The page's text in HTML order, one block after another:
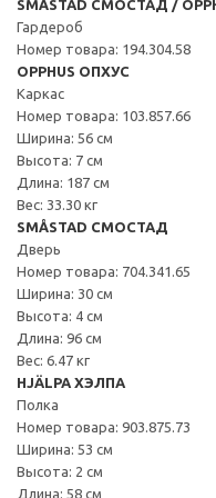
SMÅSTAD СМОСТАД /
Гардероб
Номер товара: 194.304.58
OPPHUS ОПХУС
Каркас
Номер товара: 103.857.66
Ширина: 56 см
Высота: 7 см
Длина: 187 см
Вес: 33.30 кг
SMÅSTAD СМОСТАД
Дверь
Номер товара: 704.341.65
Ширина: 30 см
Высота: 4 см
Длина: 96 см
Вес: 6.47 кг
HJÄLPA ХЭЛПА
Полка
Номер товара: 903.875.73
Ширина: 53 см
Высота: 2 см
Длина: 58 см